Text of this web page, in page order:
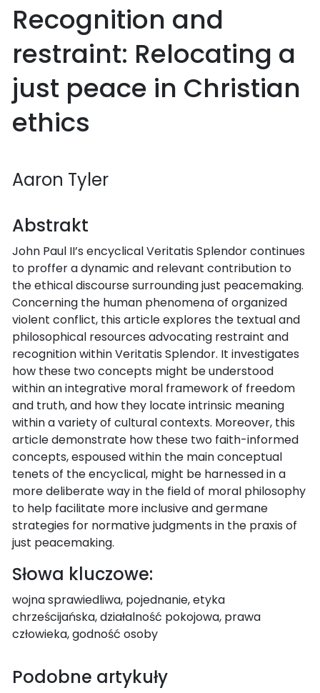
Recognition and
restraint: Relocating a
just peace in Christian
ethics
Aaron Tyler
Abstrakt
John Paul II’s encyclical Veritatis Splendor continues
to proffer a dynamic and relevant contribution to
the ethical discourse surrounding just peacemaking.
Concerning the human phenomena of organized
violent conflict, this article explores the textual and
philosophical resources advocating restraint and
recognition within Veritatis Splendor. It investigates
how these two concepts might be understood
within an integrative moral framework of freedom
and truth, and how they locate intrinsic meaning
within a variety of cultural contexts. Moreover, this
article demonstrate how these two faith-informed
concepts, espoused within the main conceptual
tenets of the encyclical, might be harnessed in a
more deliberate way in the field of moral philosophy
to help facilitate more inclusive and germane
strategies for normative judgments in the praxis of
just peacemaking.
Słowa kluczowe:
wojna sprawiedliwa, pojednanie, etyka
chrześcijańska, działalność pokojowa, prawa
człowieka, godność osoby
Podobne artykuły